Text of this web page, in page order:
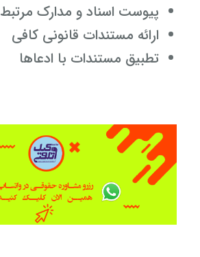
پیوست اسناد و مدارک مرتبط
ارائه مستندات قانونی کافی
تطبیق مستندات با ادعاها